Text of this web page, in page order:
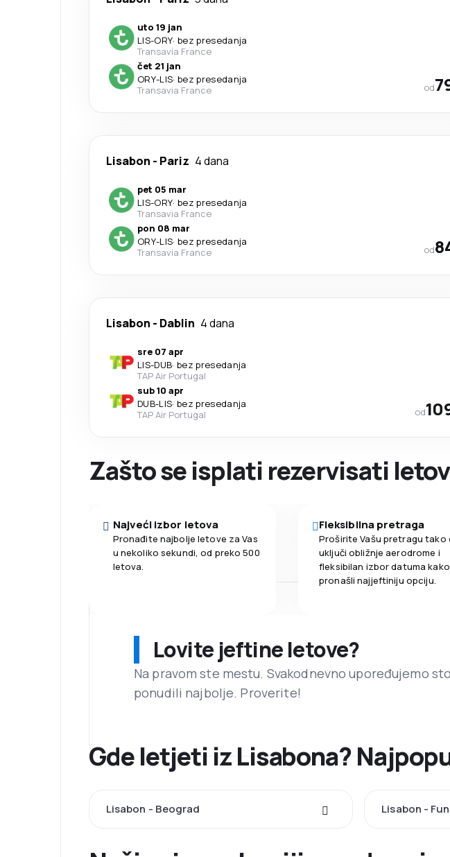
uto 19 jan
LIS-ORY· bez presedanja
Transavia France
čet 21 jan
ORY-LIS· bez presedanja
Transavia France
od
Lisabon - Pariz 4 dana
pet 05 mar
LIS-ORY· bez presedanja
Transavia France
pon 08 mar
ORY-LIS· bez presedanja
Transavia France
od
Lisabon - Dablin 4 dana
sre 07 apr
LIS-DUB· bez presedanja
TAP Air Portugal
sub 10 apr
DUB-LIS· bez presedanja
TAP Air Portugal
od
Zašto se isplati rezervisati
Najveći izbor letova
Pronađite najbolje letove za Vas
u nekoliko sekundi, od preko 500
letova.
Fleksibilna pretraga
Proširite Vašu pretragu tako
uključi obližnje aerodrome i
fleksibilan izbor datuma
pronašli najjeftiniju opciju.
Lovite jeftine letove?
Na pravom ste mestu. Svakodnevno upoređujemo
ponudili najbolje. Proverite!
Gde letjeti iz Lisabona?
Lisabon - Beograd Lisabon -